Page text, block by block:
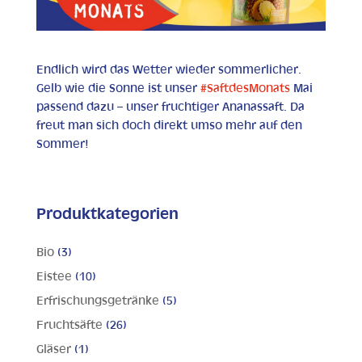
Endlich wird das Wetter wieder sommerlicher.
Gelb wie die Sonne ist unser #SaftdesMonatsMai
passend dazu – unser fruchtiger Ananassaft. Da
freut man sich doch direkt umso mehr auf den
Sommer!
Produktkategorien
Bio (3)
Eistee (10)
Erfrischungsgetränke (5)
Fruchtsäfte (26)
Gläser (1)